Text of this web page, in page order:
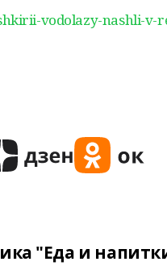
vodolazy-nashli-v-
"Еда и